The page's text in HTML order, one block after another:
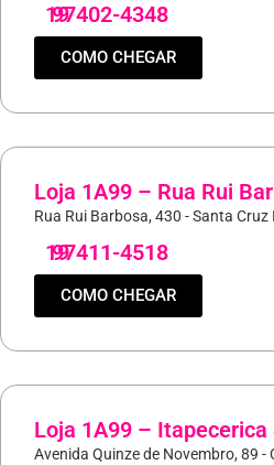
19
97402-4348
COMO CHEGAR
Loja 1A99 – Rua Rui
Rua Rui Barbosa, 430 - Santa
19
97411-4518
COMO CHEGAR
Loja 1A99 – Itapecerica
Avenida Quinze de Novembro, 89 -